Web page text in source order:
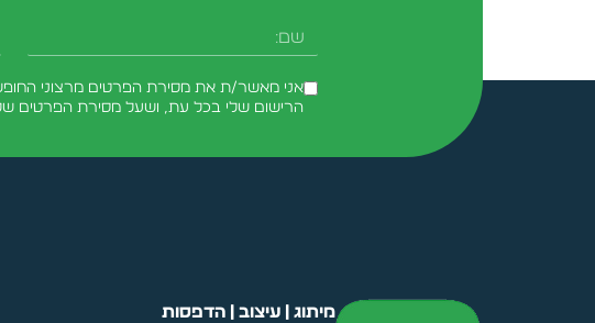
אני מאשר/ת את מסירת הפרטים מרצוני
הרישום שלי בכל עת, ושעל מסירת הפרטים
מיתוג | עיצוב | הדפסות